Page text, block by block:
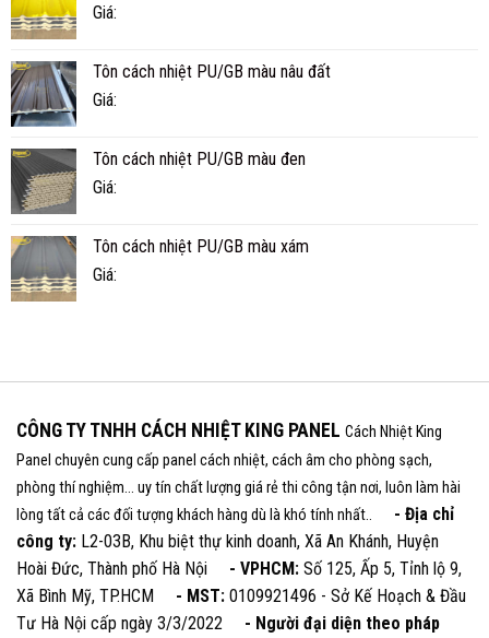
Giá:
Tôn cách nhiệt PU/GB màu nâu đất
Giá:
Tôn cách nhiệt PU/GB màu đen
Giá:
Tôn cách nhiệt PU/GB màu xám
Giá:
CÔNG TY TNHH CÁCH NHIỆT KING PANEL Cách Nhiệt King
Panel chuyên cung cấp panel cách nhiệt, cách âm cho phòng sạch,
phòng thí nghiệm... uy tín chất lượng giá rẻ thi công tận nơi, luôn làm hài
lòng tất cả các đối tượng khách hàng dù là khó tính nhất..
- Địa chỉ
công ty: L2-03B, Khu biệt thự kinh doanh, Xã An Khánh, Huyện
Hoài Đức, Thành phố Hà Nội - VPHCM: Số 125, Ấp 5, Tỉnh lộ 9,
Xã Bình Mỹ, TP.HCM - MST: 0109921496 - Sở Kế Hoạch & Đầu
Tư Hà Nội cấp ngày 3/3/2022 - Người đại diện theo pháp